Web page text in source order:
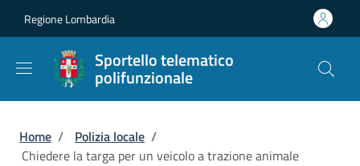
Regione Lombardia
Sportello telematico
polifunzionale
Briciole di pane
Home / Polizia locale /
Chiedere la targa per un veicolo a trazione animale